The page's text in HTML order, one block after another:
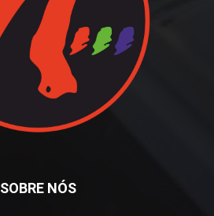
SOBRE NÓS